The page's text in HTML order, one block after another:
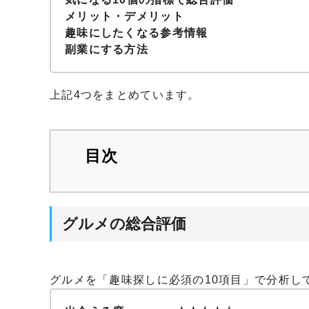
メリット・デメリット
趣味にしたくなる参考情報
副業にする方法
上記4つをまとめています。
目次
グルメの総合評価
グルメを「趣味探しに必須の10項目」で分析し